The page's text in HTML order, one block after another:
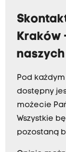
Kraków
naszych
Pod
dostępny
możecie
Wszystkie
pozostaną